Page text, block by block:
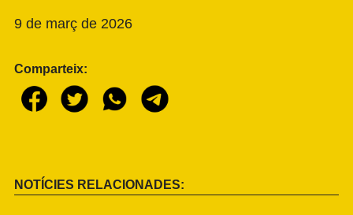
9 de març de 2026
Comparteix:
NOTÍCIES RELACIONADES: